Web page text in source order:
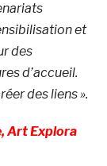
et
des
d’accueil.
des liens ».
Art Explora